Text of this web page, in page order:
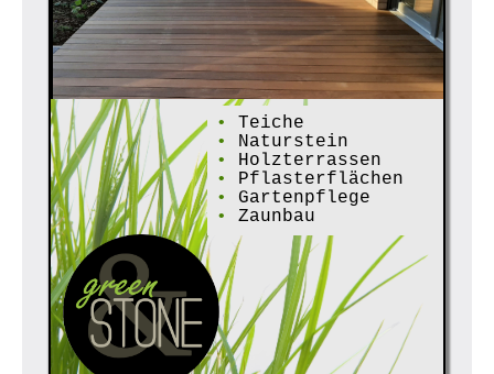
•
Teiche
•
Naturstein
•
Holzterrassen
•
Pflasterflächen
•
Gartenpflege
•
Zaunbau